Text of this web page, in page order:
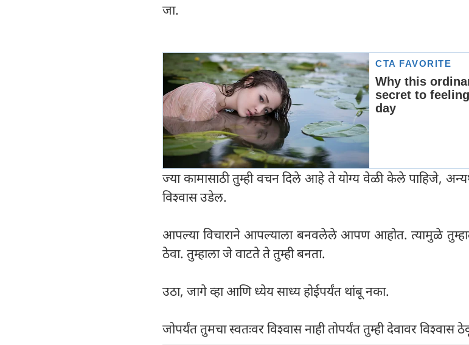
जा.
ज्या कामासाठी तुम्ही वचन दिले आहे ते योग्य वेळी केले पाहिजे,
विश्वास उडेल.
आपल्या विचाराने आपल्याला बनवलेले आपण आहोत. त्यामुळे
ठेवा. तुम्हाला जे वाटते ते तुम्ही बनता.
उठा, जागे व्हा आणि ध्येय साध्य होईपर्यंत थांबू नका.
जोपर्यंत तुमचा स्वतःवर विश्वास नाही तोपर्यंत तुम्ही देवावर विश्वास